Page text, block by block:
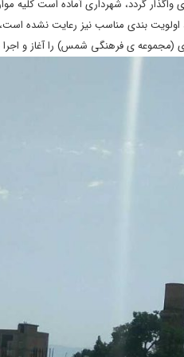
گردد، شهرداری آماده است کلیه
اولویت بندی مناسب نیز رعایت نشده
(مجموعه ی فرهنگی شمس) را آغاز و